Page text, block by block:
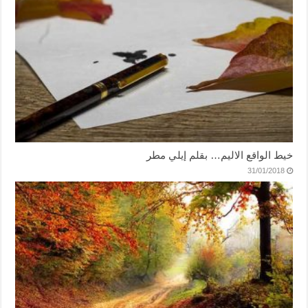
خيط الواقع الاليم… بقلم إيلي مطر
31/01/2018